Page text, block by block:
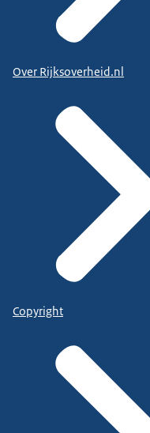
Over Rijksoverheid.nl
Copyright